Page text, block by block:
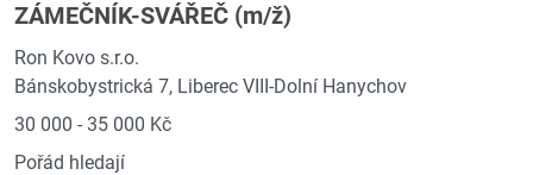
ZÁMEČNÍK-SVÁŘEČ (m/ž)
Ron Kovo s.r.o.
Bánskobystrická 7, Liberec VIII-Dolní Hanychov
30 000 - 35 000 Kč
Pořád hledají